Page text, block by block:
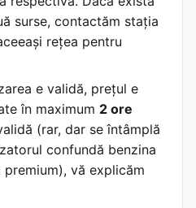
surse, contactăm stația
rețea pentru
e validă, prețul e
în maximum 2 ore
(rar, dar se întâmplă
confundă benzina
vă explicăm